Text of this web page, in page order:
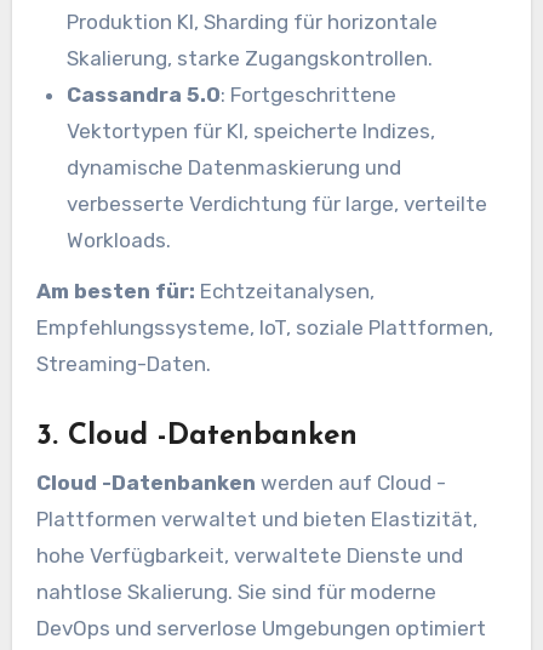
Produktion KI, Sharding für horizontale
Skalierung, starke Zugangskontrollen.
Cassandra 5.0: Fortgeschrittene
Vektortypen für KI, speicherte Indizes,
dynamische Datenmaskierung und
verbesserte Verdichtung für large, verteilte
Workloads.
Am besten für: Echtzeitanalysen,
Empfehlungssysteme, IoT, soziale Plattformen,
Streaming-Daten.
3. Cloud -Datenbanken
Cloud -Datenbanken werden auf Cloud -
Plattformen verwaltet und bieten Elastizität,
hohe Verfügbarkeit, verwaltete Dienste und
nahtlose Skalierung. Sie sind für moderne
DevOps und serverlose Umgebungen optimiert